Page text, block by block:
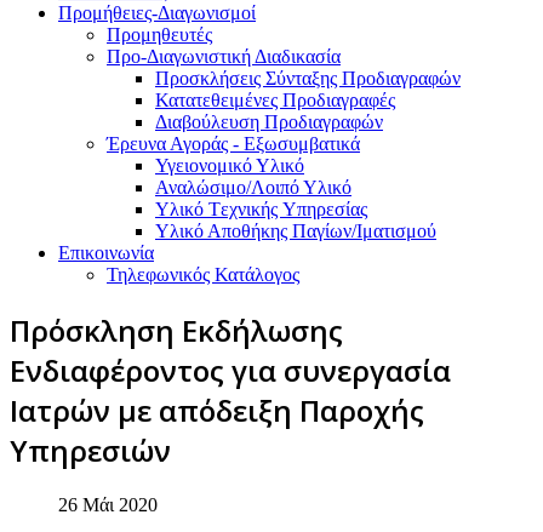
Προμήθειες-Διαγωνισμοί
Προμηθευτές
Προ-Διαγωνιστική Διαδικασία
Προσκλήσεις Σύνταξης Προδιαγραφών
Κατατεθειμένες Προδιαγραφές
Διαβούλευση Προδιαγραφών
Έρευνα Αγοράς - Εξωσυμβατικά
Υγειονομικό Υλικό
Αναλώσιμο/Λοιπό Υλικό
Υλικό Tεχνικής Yπηρεσίας
Υλικό Αποθήκης Παγίων/Ιματισμού
Επικοινωνία
Τηλεφωνικός Κατάλογος
Πρόσκληση Εκδήλωσης
Ενδιαφέροντος για συνεργασία
Ιατρών με απόδειξη Παροχής
Υπηρεσιών
26 Μάι 2020